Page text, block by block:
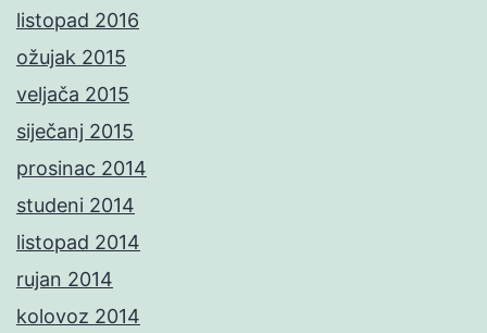
listopad 2016
ožujak 2015
veljača 2015
siječanj 2015
prosinac 2014
studeni 2014
listopad 2014
rujan 2014
kolovoz 2014